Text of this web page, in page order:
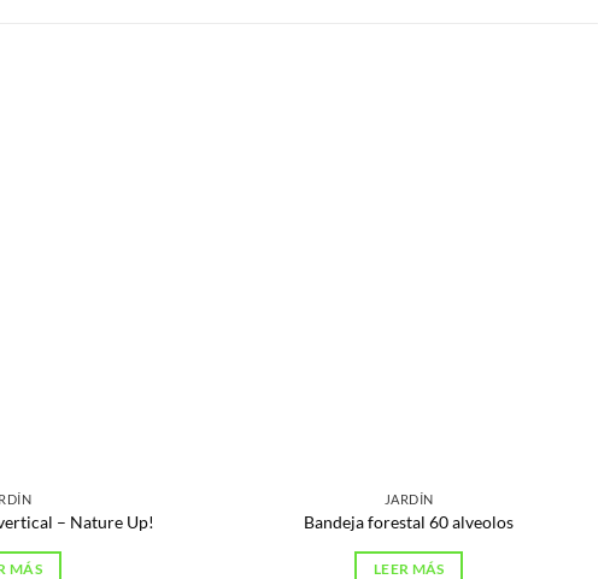
– Nature Up!
MÁS
JARDÍN
Bandeja forestal 60 alveolos
LEER MÁS